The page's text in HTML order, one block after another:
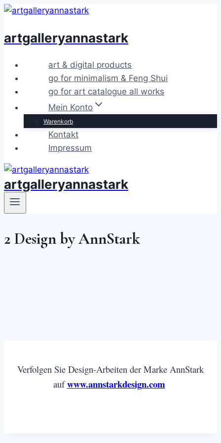
Zum
springen
artgalleryannastark
art & digital products
go for minimalism & Feng Shui
go for art catalogue all works
Mein Konto
Warenkorb
Kontakt
Impressum
artgalleryannastark
2 Design by AnnStark
Verfolgen Sie Design-Arbeiten der Marke AnnStark
aufwww.annstarkdesign.com